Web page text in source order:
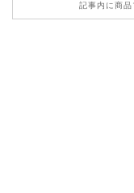
記事内に商